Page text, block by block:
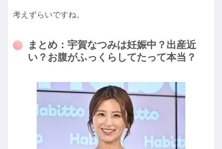
考えずらいですね。
まとめ：宇賀なつみは妊娠中？出産近
い？お腹がふっくらしてたって本当？